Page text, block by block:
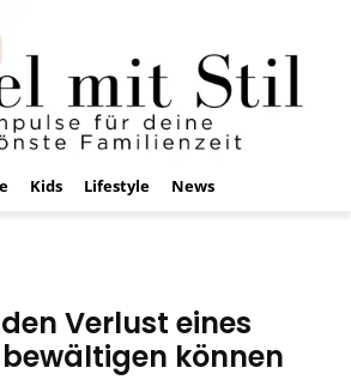
Kids Lifestyle News
Verlust eines
können